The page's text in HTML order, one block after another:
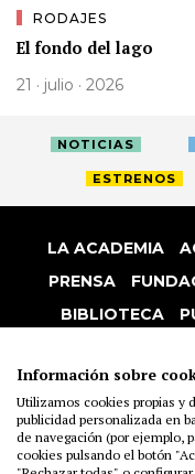
RODAJES
El fondo del lago
21 · julio · 2026
NOTICIAS
ESTRENOS
LA ACADEMIA
PRENSA
BIBLIOTECA
Información sobre
Utilizamos cookies propias y
publicidad personalizada en
de navegación (por ejemplo,
cookies pulsando el botón